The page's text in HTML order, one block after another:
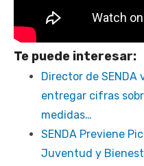
Te puede interesar:
Director de SENDA
entregar cifras
medidas…
SENDA Previene
Juventud y